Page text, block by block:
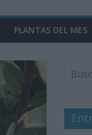
PLANTAS DEL MES